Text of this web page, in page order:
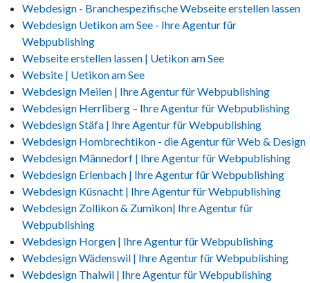
Webdesign - Branchespezifische Webseite erstellen lassen
Webdesign Uetikon am See - Ihre Agentur für
Webpublishing
Webseite erstellen lassen | Uetikon am See
Website | Uetikon am See
Webdesign Meilen | Ihre Agentur für Webpublishing
Webdesign Herrliberg – Ihre Agentur für Webpublishing
Webdesign Stäfa | Ihre Agentur für Webpublishing
Webdesign Hombrechtikon - die Agentur für Web & Design
Webdesign Männedorf | Ihre Agentur für Webpublishing
Webdesign Erlenbach | Ihre Agentur für Webpublishing
Webdesign Küsnacht | Ihre Agentur für Webpublishing
Webdesign Zollikon & Zumikon| Ihre Agentur für
Webpublishing
Webdesign Horgen | Ihre Agentur für Webpublishing
Webdesign Wädenswil | Ihre Agentur für Webpublishing
Webdesign Thalwil | Ihre Agentur für Webpublishing